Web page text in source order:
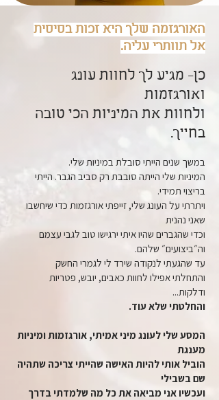
האורגזמה שלך היא זכות בסיסית
אל תוותרי עליה.
כן- מגיע לך לחוות עונג
ואורגזמות
ולחוות את המיניות הכי טובה
בחייך.
במשך שנים הייתי סובלת במיניות שלי.
המיניות שלי הייתה סובבת רק סביב הגבר. הייתי
בריצוי תמידי.
ויתרתי על העונג שלי, זייפתי אורגזמות כדי שיחשבו
שאני נהנית
וכדי שהגברים שהיו איתי ירגישו טוב לגבי עצמם
וה״ביצועים״ שלהם.
עד שהגעתי לנקודה שירד לי לגמרי החשק
והתחלתי אפילו לחוות כאבים, יובש, פטריות
ודלקות...
והחלטתי שלא עוד.
המסע שלי לעונג מיני אמיתי, אורגזמות ומיניות
מענגת
הוביל אותי להיות האישה שהייתי צריכה שתהיה
שם בשבילי
ועכשיו אני מביאה את כל מה שלמדתי בדרך